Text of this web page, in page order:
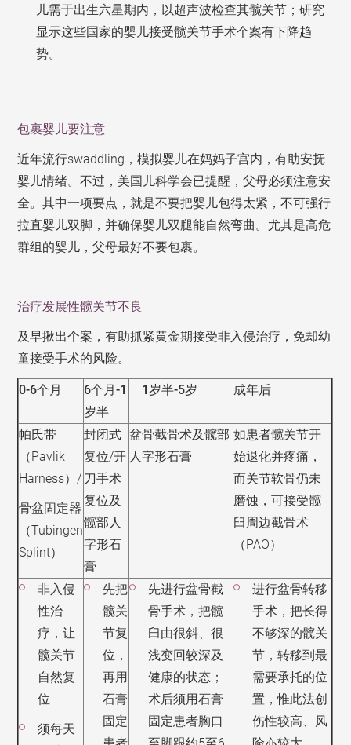
儿需于出生六星期内，以超声波检查其髋关节；研究
显示这些国家的婴儿接受髋关节手术个案有下降趋
势。
包裹婴儿要注意
近年流行swaddling，模拟婴儿在妈妈子宫内，有助安抚
婴儿情绪。不过，美国儿科学会已提醒，父母必须注意安
全。其中一项要点，就是不要把婴儿包得太紧，不可强行
拉直婴儿双脚，并确保婴儿双腿能自然弯曲。尤其是高危
群组的婴儿，父母最好不要包裹。
治疗发展性髋关节不良
及早揪出个案，有助抓紧黄金期接受非入侵治疗，免却幼
童接受手术的风险。
0-6个月 6个月-1
岁半
1岁半-5岁 成年后
帕氏带
（Pavlik
Harness）/
骨盆固定器
（Tubingen
Splint）
封闭式
复位/开
刀手术
复位及
髋部人
字形石
膏
盆骨截骨术及髋部
人字形石膏
如患者髋关节开
始退化并疼痛，
而关节软骨仍未
磨蚀，可接受髋
臼周边截骨术
（PAO）
非入侵
性治
疗，让
髋关节
自然复
位
须每天
先把
髋关
节复
位，
再用
石膏
固定
先进行盆骨截
骨手术，把髋
臼由很斜、很
浅变回较深及
健康的状态；
术后须用石膏
固定患者胸口
进行盆骨转移
手术，把长得
不够深的髋关
节，转移到最
需要承托的位
置，惟此法创
伤性较高、风